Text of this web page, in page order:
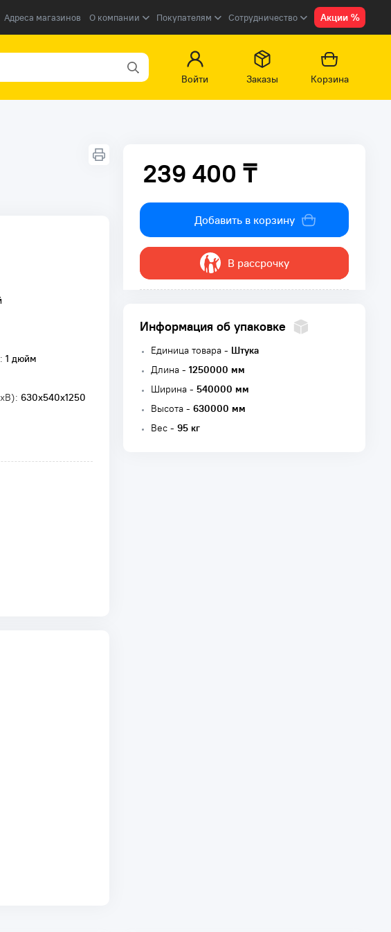
Адреса магазинов О компании Покупателям Сотрудничество Акции %
Войти
Заказы Корзина
1 дюйм
630х540х1250
239 400 ₸
239 400 ₸
Добавить в корзину
В рассрочку
Информация об упаковке
Единица товара - Штука
Длина - 1250000 мм
Ширина - 540000 мм
Высота - 630000 мм
Вес - 95 кг